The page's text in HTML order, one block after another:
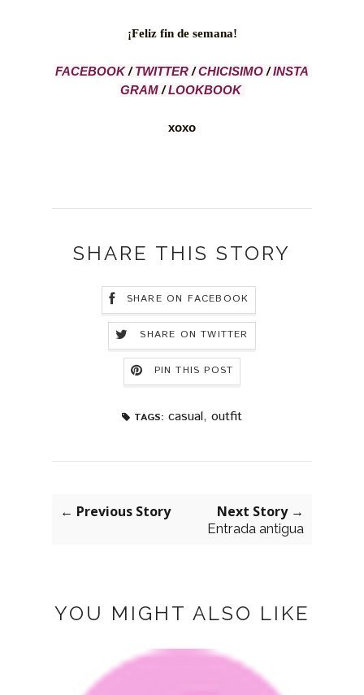
¡Feliz fin de semana!
FACEBOOK/TWITTER /CHICISIMO /INSTA
GRAM/LOOKBOOK
xoxo
SHARE THIS STORY
SHARE ON FACEBOOK
SHARE ON TWITTER
PIN THIS POST
TAGS: casual, outfit
← Previous Story Next Story →
Entrada antigua
YOU MIGHT ALSO LIKE